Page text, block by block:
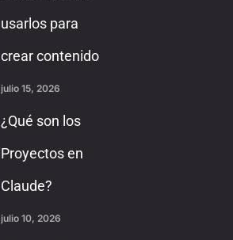
usarlos para
crear contenido
julio 15, 2026
¿Qué son los
Proyectos en
Claude?
julio 10, 2026